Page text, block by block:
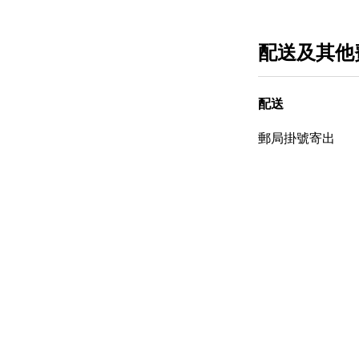
配送及其
配送
郵局掛號寄出